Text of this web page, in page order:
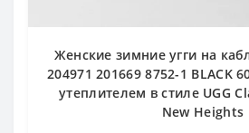
Женские зимние угги на
204971 201669 8752-1 BLACK
утеплителем в стиле UGG
New Heights